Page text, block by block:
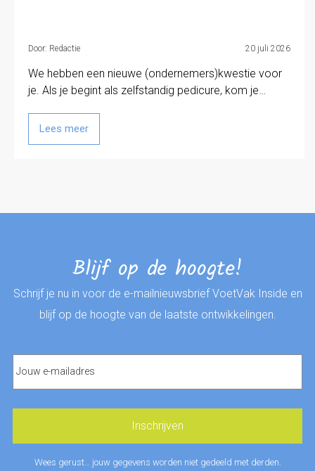
Door: Redactie 20 juli 2026
We hebben een nieuwe (ondernemers)kwestie voor
je. Als je begint als zelfstandig pedicure, kom je…
Lees meer
Blijf op de hoogte!
Schrijf je nu in voor de e-mailnieuwsbrief VoetVak Inside en
blijf op de hoogte van de laatste ontwikkelingen.
Wees gerust… jouw gegevens worden niet gedeeld met derden.